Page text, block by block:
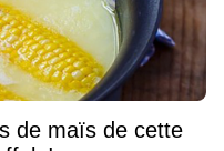
de maïs de cette